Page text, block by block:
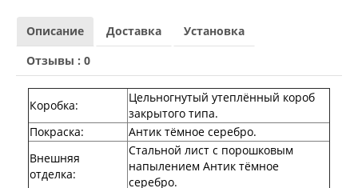
Лабиринт Фрост
Лабиринт Шторм
Лабиринт Эволаб
Двери Про
Двери Интекрон
Интекрон Брайтон Антрацит
Интекрон Вектор
Интекрон Гектор
Интекрон Греция
Интекрон Италия
Описание Доставка
Установка
Отзывы : 0
Коробка:
Цельногнутый утеплённый короб
закрытого типа.
Покраска:
Антик тёмное серебро.
Внешняя
отделка:
Стальной лист с порошковым
напылением Антик тёмное
серебро.